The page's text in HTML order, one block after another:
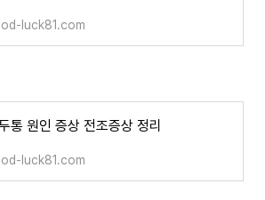
luck81.com
통 원인 증상 전조증상 정리
luck81.com